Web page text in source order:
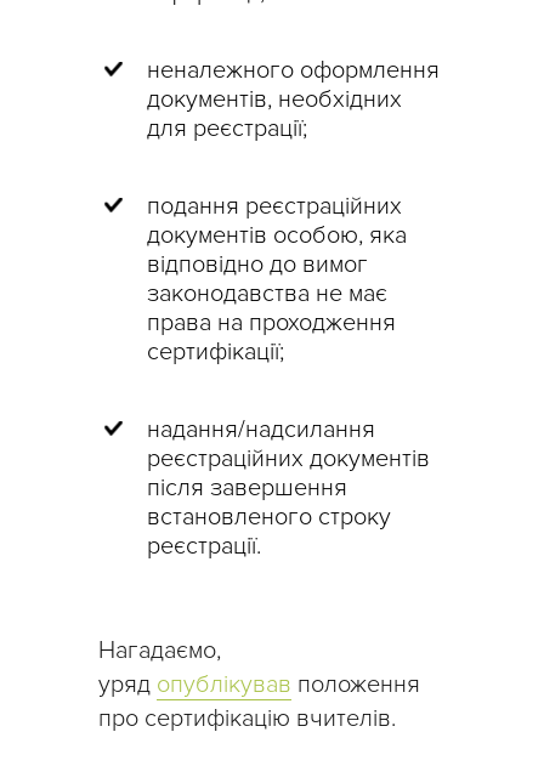
неналежного оформлення
документів, необхідних
для реєстрації;
подання реєстраційних
документів особою, яка
відповідно до вимог
законодавства не має
права на проходження
сертифікації;
надання/надсилання
реєстраційних документів
після завершення
встановленого строку
реєстрації.
Нагадаємо,
уряд опублікував положення
про сертифікацію вчителів.